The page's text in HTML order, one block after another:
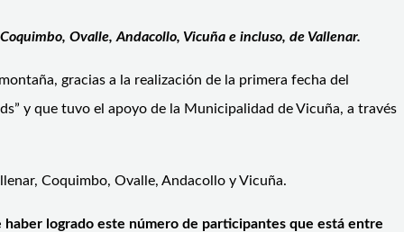
Ovalle, Andacollo, Vicuña e incluso, de Vallenar.
gracias a la realización de la primera fecha del
y que tuvo el apoyo de la Municipalidad de Vicuña, a través
Coquimbo, Ovalle, Andacollo y Vicuña.
haber logrado este número de participantes que está entre